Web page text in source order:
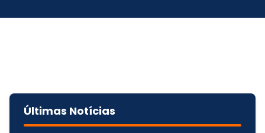
Últimas Notícias